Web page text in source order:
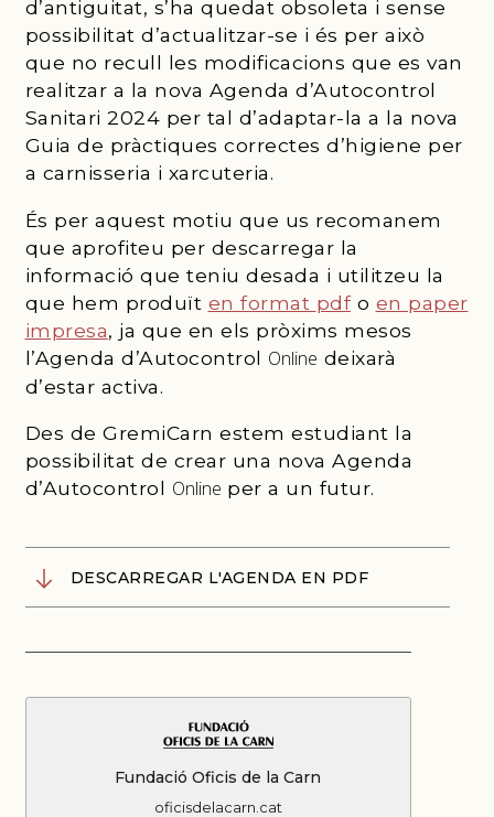
d’antiguitat, s’ha quedat obsoleta i sense
possibilitat d’actualitzar-se i és per això
que no recull les modificacions que es van
realitzar a la nova Agenda d’Autocontrol
Sanitari 2024 per tal d’adaptar-la a la nova
Guia de pràctiques correctes d’higiene per
a carnisseria i xarcuteria.
És per aquest motiu que us recomanem
que aprofiteu per descarregar la
informació que teniu desada i utilitzeu la
que hem produït en format pdfo en paper
impresa, ja que en els pròxims mesos
l’Agenda d’Autocontrol Online deixarà
d’estar activa.
Des de GremiCarn estem estudiant la
possibilitat de crear una nova Agenda
d’Autocontrol Online per a un futur.
DESCARREGAR L'AGENDA EN PDF
Fundació Oficis de la Carn
oficisdelacarn.cat